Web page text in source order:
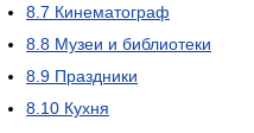
8.7 Кинематограф
8.8 Музеи и библиотеки
8.9 Праздники
8.10 Кухня